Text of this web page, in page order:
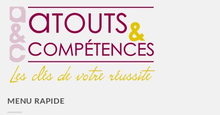
MENU RAPIDE